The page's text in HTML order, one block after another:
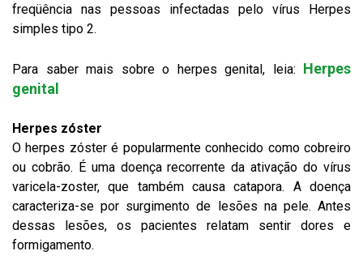
freqüência nas pessoas infectadas pelo vírus Herpes
simples tipo 2.
Para saber mais sobre o herpes genital, leia: Herpes
genital
Herpes zóster
O herpes zóster é popularmente conhecido como cobreiro
ou cobrão. É uma doença recorrente da ativação do vírus
varicela-zoster, que também causa catapora. A doença
caracteriza-se por surgimento de lesões na pele. Antes
dessas lesões, os pacientes relatam sentir dores e
formigamento.